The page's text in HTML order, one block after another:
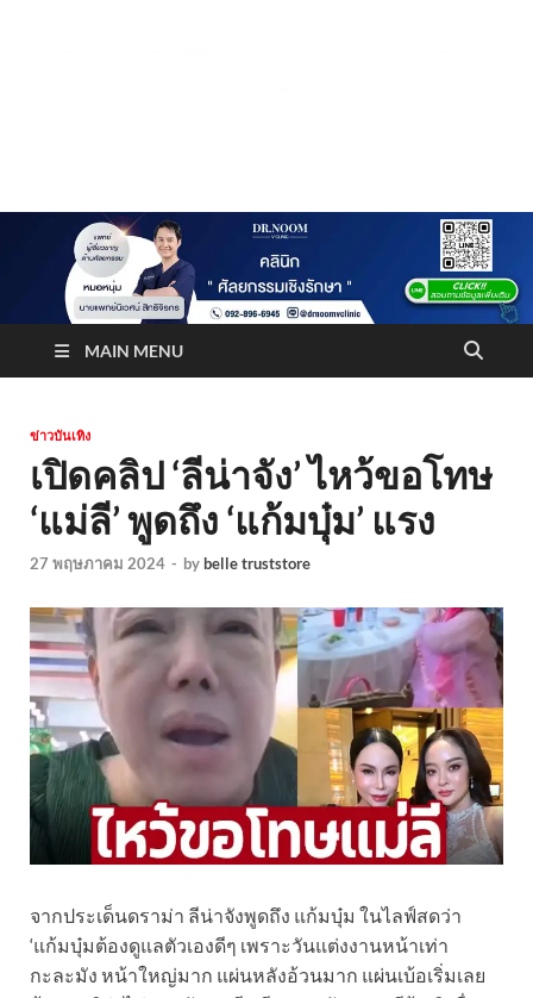
Truststoreonline
MAIN MENU
ข่าวบันเทิง
เปิดคลิป ‘ลีน่าจัง’ ไหว้ขอโทษ
‘แม่ลี’ พูดถึง ‘แก้มบุ๋ม’ แรง
27 พฤษภาคม 2024 - bybelle truststore
จากประเด็นดราม่า ลีน่าจังพูดถึง แก้มบุ๋ม ในไลฟ์สดว่า
‘แก้มบุ๋มต้องดูแลตัวเองดีๆ เพราะวันแต่งงานหน้าเท่า
กะละมัง หน้าใหญ่มาก แผ่นหลังอ้วนมาก แผ่นเบ้อเริ่มเลย